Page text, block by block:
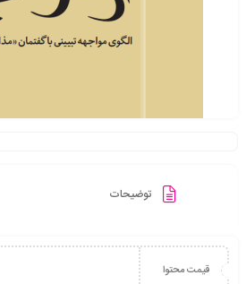
توضیحات
قیمت محتوا